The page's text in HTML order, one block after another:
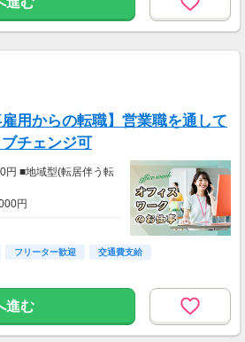
で ※地域による）
万2000円）
年目）
ティブ+賞与
目）
ンティブ+賞与
目）
雇用からの転職】営業職を通して
チェンジ可
円 ■地域型(転居伴う転
円
き手当あり
は追加で別途支給(1分
ム賞与年2回”プラス支
フリーター歓迎 交通費支給
進む